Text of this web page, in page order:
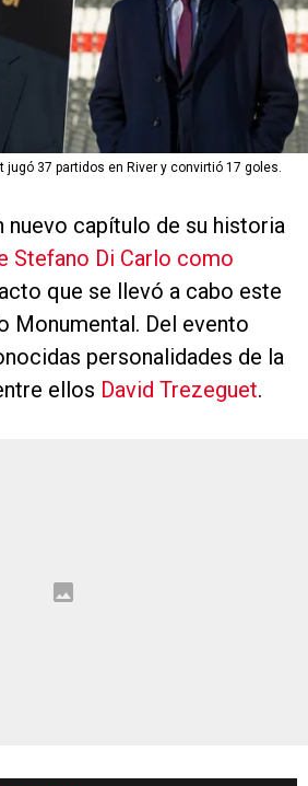
jugó 37 partidos en River y convirtió 17 goles.
nuevo capítulo de su historia
Stefano Di Carlo como
que se llevó a cabo este
Monumental. Del evento
personalidades de la
ellos David Trezeguet.